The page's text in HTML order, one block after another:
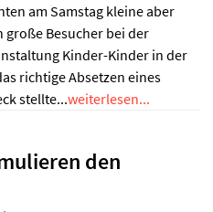
am Samstag kleine aber
große Besucher bei der
Kinder-Kinder in der
richtige Absetzen eines
stellte...weiterlesen...
den